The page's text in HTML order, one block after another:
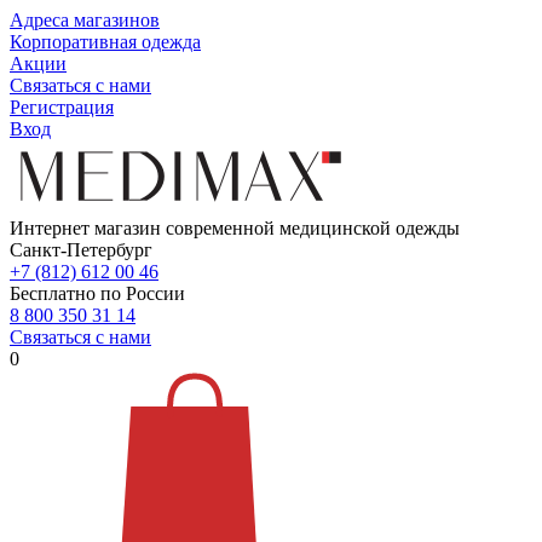
Адреса магазинов
Корпоративная одежда
Акции
Связаться с нами
Регистрация
Вход
Интернет магазин современной медицинской одежды
Санкт-Петербург
+7 (812) 612 00 46
Бесплатно по России
8 800 350 31 14
Связаться с нами
0